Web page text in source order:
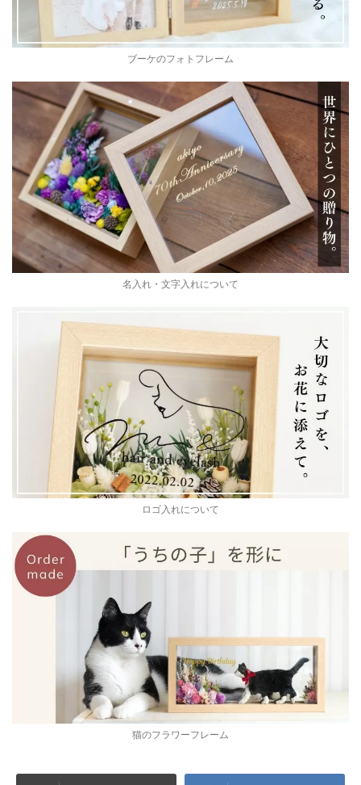
ブーケのフォトフレーム
名入れ・文字入れについて
ロゴ入れについて
猫のフラワーフレーム